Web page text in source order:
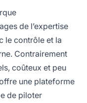
de l’expertise
le contrôle et la
Contrairement
coûteux et peu
une plateforme
de piloter